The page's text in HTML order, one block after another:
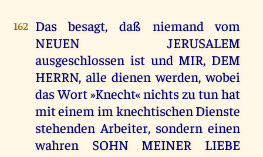
162 Das besagt, daß niemand vom
NEUEN JERUSALEM
ausgeschlossen ist und MIR, DEM
HERRN, alle dienen werden, wobei
das Wort »Knecht« nichts zu tun hat
mit einem im knechtischen Dienste
stehenden Arbeiter, sondern einen
wahren SOHN MEINER LIEBE